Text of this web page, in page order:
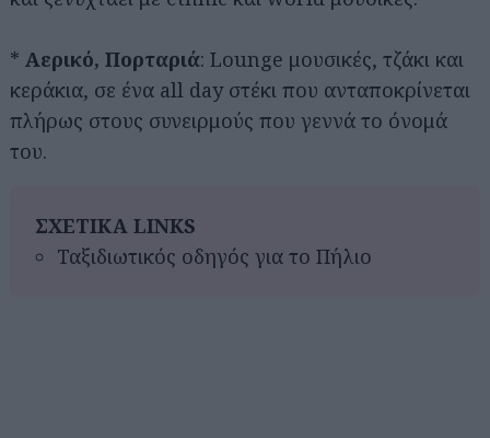
* Αερικό, Πορταριά: Lounge μουσικές, τζάκι και
κεράκια, σε ένα all day στέκι που ανταποκρίνεται
πλήρως στους συνειρμούς που γεννά το όνομά
του.
ΣΧΕΤΙΚΑ LINKS
Ταξιδιωτικός οδηγός για το Πήλιο